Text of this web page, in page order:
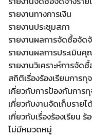
Search
for:
รายงานทางการเงิน
รายงานประชุมสภา
รายงานผลการจัดซื้อจัดจ้
รายงานผลการประเมินคุ
รายงานวิเคราะห์การจัด
สถิติเรื่องร้องเรียนการทุ
เกี่ยวกับการป้องกันการ
เกี่ยวกับงานจัดเก็บราย
เกี่ยวกับเรื่องร้องเรียน ร้
ไม่มีหมวดหมู่